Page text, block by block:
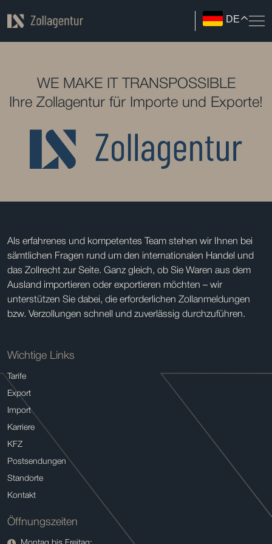
DE
WE MAKE IT TRANSPOSSIBLE
Ihre Zollagentur für Importe und Exporte!
Als erfahrenes und kompetentes Team stehen wir Ihnen bei
sämtlichen Fragen rund um den internationalen Handel und
das Zollrecht zur Seite. Ganz gleich, ob Sie Waren aus dem
Ausland importieren oder exportieren möchten – wir
unterstützen Sie dabei, die erforderlichen Zollanmeldungen
bzw. Verzollungen schnell und zuverlässig durchzuführen.
Wichtige Links
Tarife
Export
Import
Karriere
KFZ
Postsendungen
Standorte
Kontakt
Öffnungszeiten